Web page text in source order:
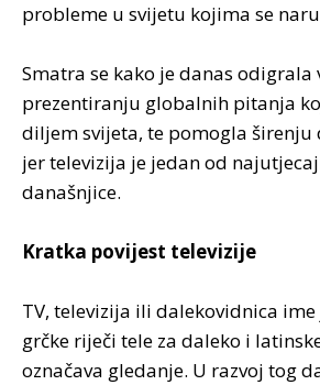
probleme u svijetu kojima se
Smatra se kako je danas
prezentiranju globalnih pitanja
diljem svijeta, te pomogla širenju
jer televizija je jedan od
današnjice.
Kratka povijest televizije
TV, televizija ili dalekovidnica
grčke riječi tele za daleko i
označava gledanje. U razvoj tog